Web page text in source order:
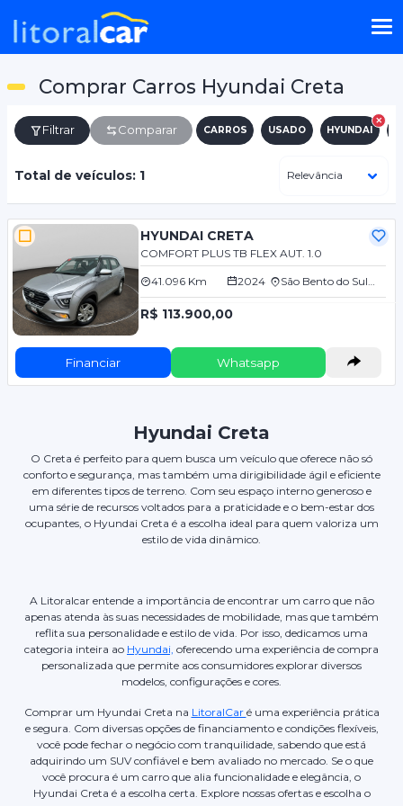
Comprar Carros Hyundai Creta
Filtrar Comparar CARROS USADO HYUNDAI
Total de veículos: 1
HYUNDAI CRETA
COMFORT PLUS TB FLEX AUT. 1.0
41.096 Km 2024 São Bento do Sul/SC
R$ 113.900,00
Financiar Whatsapp
Hyundai Creta
O Creta é perfeito para quem busca um veículo que oferece não só
conforto e segurança, mas também uma dirigibilidade ágil e eficiente
em diferentes tipos de terreno. Com seu espaço interno generoso e
uma série de recursos voltados para a praticidade e o bem-estar dos
ocupantes, o Hyundai Creta é a escolha ideal para quem valoriza um
estilo de vida dinâmico.
A Litoralcar entende a importância de encontrar um carro que não
apenas atenda às suas necessidades de mobilidade, mas que também
reflita sua personalidade e estilo de vida. Por isso, dedicamos uma
categoria inteira ao Hyundai, oferecendo uma experiência de compra
personalizada que permite aos consumidores explorar diversos
modelos, configurações e cores.
Comprar um Hyundai Creta na LitoralCar é uma experiência prática
e segura. Com diversas opções de financiamento e condições flexíveis,
você pode fechar o negócio com tranquilidade, sabendo que está
adquirindo um SUV confiável e bem avaliado no mercado. Se o que
você procura é um carro que alia funcionalidade e elegância, o
Hyundai Creta é a escolha certa. Explore nossas ofertas e escolha o